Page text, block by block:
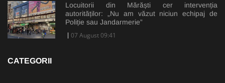
Locuitorii din Mărăști cer intervenția
autorităților: „Nu am văzut niciun echipaj de
Poliție sau Jandarmerie”
07 August 09:41
CATEGORII